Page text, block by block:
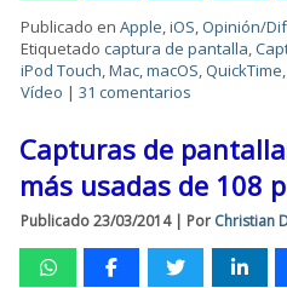
Publicado en Apple,iOS, Opinión/
Etiquetado captura de pantalla,
iPod Touch,Mac,macOS, QuickTime,
Vídeo |31 comentarios
Capturas de
más usadas de 108
Publicado 23/03/2014| Por Christian